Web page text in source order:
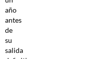
año
antes
de
su
salida